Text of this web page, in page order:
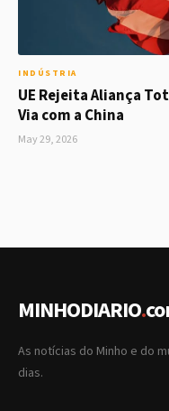
INDÚSTRIA
UE Rejeita Aliança
Via com a China
May 29, 2026
MINHODIARIO.
As notícias do Minho e do
dias.